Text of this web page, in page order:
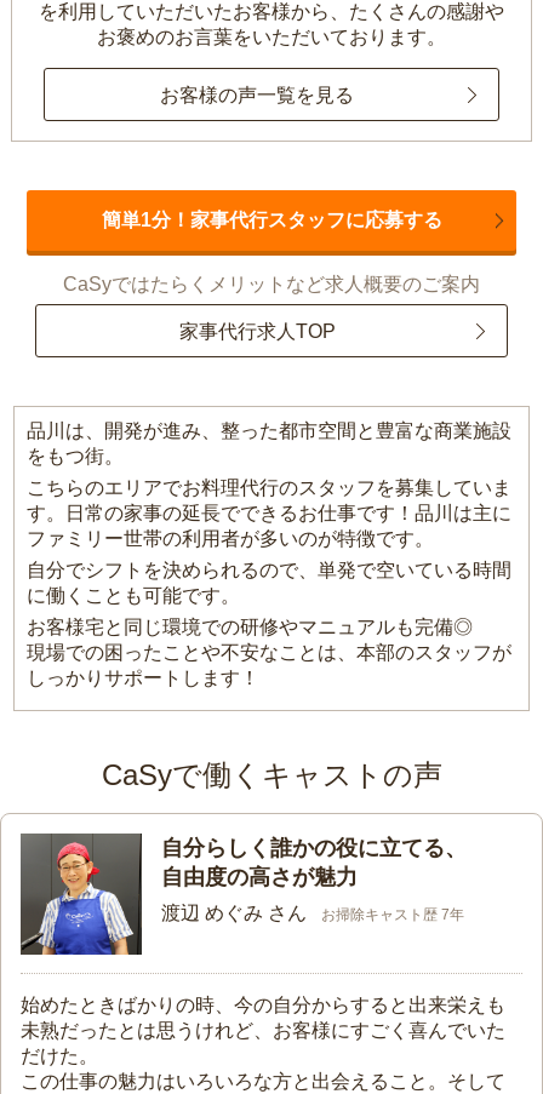
を利用していただいたお客様から、 たくさんの感謝や
お褒めのお言葉をいただいております。
お客様の声一覧を見る
簡単1分！家事代行スタッフに応募する
CaSyではたらくメリットなど求人概要のご案内
家事代行求人TOP
品川は、開発が進み、整った都市空間と豊富な商業施設
をもつ街。
こちらのエリアでお料理代行のスタッフを募集していま
す。日常の家事の延長でできるお仕事です！品川は主に
ファミリー世帯の利用者が多いのが特徴です。
自分でシフトを決められるので、単発で空いている時間
に働くことも可能です。
お客様宅と同じ環境での研修やマニュアルも完備◎
現場での困ったことや不安なことは、本部のスタッフが
しっかりサポートします！
CaSyで働くキャストの声
自分らしく誰かの役に立てる、
自由度の高さが魅力
渡辺 めぐみ さん お掃除キャスト歴 7年
始めたときばかりの時、今の自分からすると出来栄えも
未熟だったとは思うけれど、お客様にすごく喜んでいた
だけた。
この仕事の魅力はいろいろな方と出会えること。そして